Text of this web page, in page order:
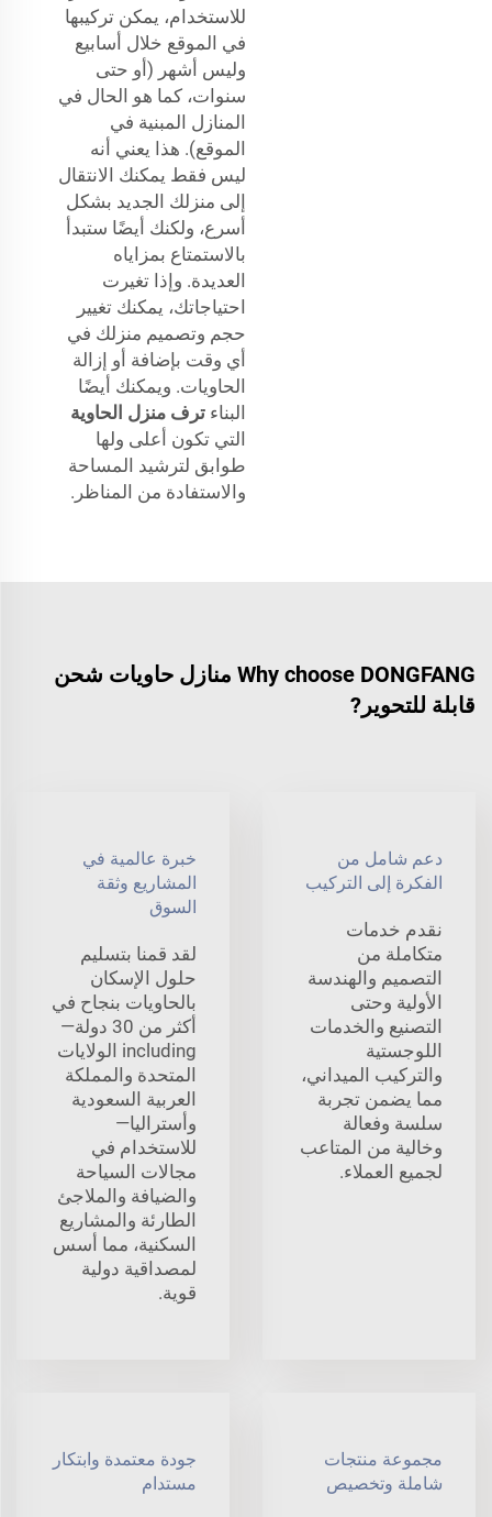
للاستخدام، يمكن تركيبها
في الموقع خلال أسابيع
وليس أشهر (أو حتى
سنوات، كما هو الحال في
المنازل المبنية في
الموقع). هذا يعني أنه
ليس فقط يمكنك الانتقال
إلى منزلك الجديد بشكل
أسرع، ولكنك أيضًا ستبدأ
بالاستمتاع بمزاياه
العديدة. وإذا تغيرت
احتياجاتك، يمكنك تغيير
حجم وتصميم منزلك في
أي وقت بإضافة أو إزالة
الحاويات. ويمكنك أيضًا
البناء ترف منزل الحاوية
التي تكون أعلى ولها
طوابق لترشيد المساحة
والاستفادة من المناظر.
Why choose DONGFANG منازل حاويات شحن
قابلة للتحوير?
دعم شامل من
الفكرة إلى التركيب
نقدم خدمات
متكاملة من
التصميم والهندسة
الأولية وحتى
التصنيع والخدمات
اللوجستية
والتركيب الميداني،
مما يضمن تجربة
سلسة وفعالة
وخالية من المتاعب
لجميع العملاء.
خبرة عالمية في
المشاريع وثقة
السوق
لقد قمنا بتسليم
حلول الإسكان
بالحاويات بنجاح في
أكثر من 30 دولة—
including الولايات
المتحدة والمملكة
العربية السعودية
وأستراليا—
للاستخدام في
مجالات السياحة
والضيافة والملاجئ
الطارئة والمشاريع
السكنية، مما أسس
لمصداقية دولية
قوية.
مجموعة منتجات
شاملة وتخصيص
جودة معتمدة وابتكار
مستدام